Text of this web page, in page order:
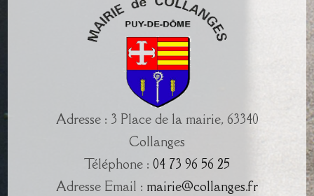
Adresse : 3 Place de la mairie, 63340
Collanges
Téléphone : 04 73 96 56 25
Adresse Email : mairie@collanges.fr